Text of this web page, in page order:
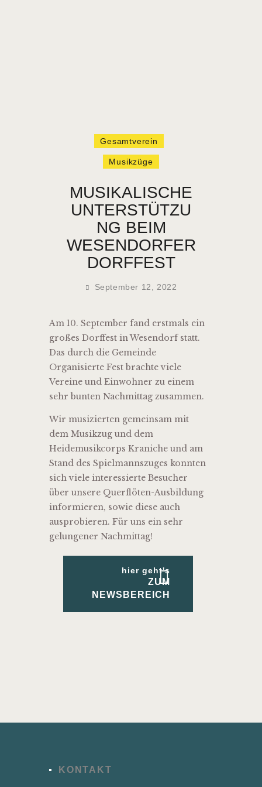
TERMINE
VERMIETUNG
Gesamtverein
Musikzüge
MUSIKALISCHE
UNTERSTÜTZU
NG BEIM
WESENDORFER
DORFFEST
September 12, 2022
Am 10. September fand erstmals ein
großes Dorffest in Wesendorf statt.
Das durch die Gemeinde
Organisierte Fest brachte viele
Vereine und Einwohner zu einem
sehr bunten Nachmittag zusammen.
Wir musizierten gemeinsam mit
dem Musikzug und dem
Heidemusikcorps Kraniche und am
Stand des Spielmannszuges konnten
sich viele interessierte Besucher
über unsere Querflöten-Ausbildung
informieren, sowie diese auch
ausprobieren. Für uns ein sehr
gelungener Nachmittag!
hier geht's
ZUM
NEWSBEREICH
KONTAKT